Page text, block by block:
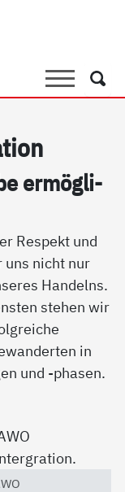
SucheSuche
er­mög­li­
Respekt und
uns nicht nur
Handelns.
stehen wir
in
und -phasen.